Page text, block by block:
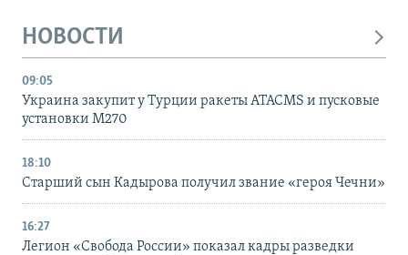
НОВОСТИ
09:05
Украина закупит у Турции ракеты ATACMS и пусковые
установки M270
18:10
Старший сын Кадырова получил звание «героя Чечни»
16:27
Легион «Свобода России» показал кадры разведки